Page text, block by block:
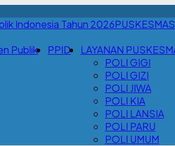
Publik PPID
LAYANAN
POLI GIGI
POLI GIZI
POLI JIWA
POLI KIA
POLI LANSIA
POLI PARU
POLI UMUM